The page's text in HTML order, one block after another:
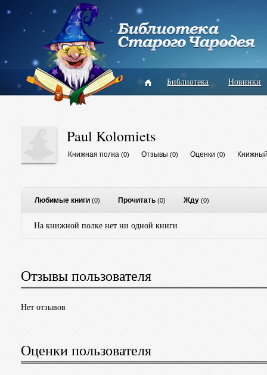
Библиотека Новинки
Paul Kolomiets
Книжная полка (0) Отзывы (0) Оценки (0)
Любимые книги (0) Прочитать (0) Жду (0)
На книжной полке нет ни одной книги
Отзывы пользователя
Нет отзывов
Оценки пользователя